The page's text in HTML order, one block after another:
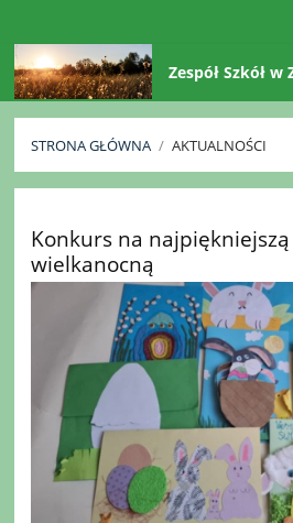
Zespół Szkół w
STRONA GŁÓWNA / AKTUALNOŚCI
Konkurs na
wielkanocną